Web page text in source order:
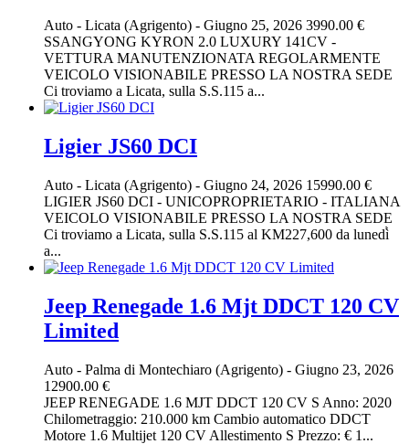
Auto - Licata (Agrigento) - Giugno 25, 2026 3990.00 €
SSANGYONG KYRON 2.0 LUXURY 141CV -
VETTURA MANUTENZIONATA REGOLARMENTE
VEICOLO VISIONABILE PRESSO LA NOSTRA SEDE
Ci troviamo a Licata, sulla S.S.115 a...
Ligier JS60 DCI
Auto - Licata (Agrigento) - Giugno 24, 2026 15990.00 €
LIGIER JS60 DCI - UNICOPROPRIETARIO - ITALIANA
VEICOLO VISIONABILE PRESSO LA NOSTRA SEDE
Ci troviamo a Licata, sulla S.S.115 al KM227,600 da lunedì̀
a...
Jeep Renegade 1.6 Mjt DDCT 120 CV
Limited
Auto - Palma di Montechiaro (Agrigento) - Giugno 23, 2026
12900.00 €
JEEP RENEGADE 1.6 MJT DDCT 120 CV S Anno: 2020
Chilometraggio: 210.000 km Cambio automatico DDCT
Motore 1.6 Multijet 120 CV Allestimento S Prezzo: € 1...